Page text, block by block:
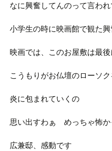
なに興奮してんのって言われ
小学生の時に映画館で観た
映画では、このお屋敷は最後
こうもりがお仏壇のローソ
炎に包まれていくの
思い出すわぁ めっちゃ怖か
広兼邸、感動です